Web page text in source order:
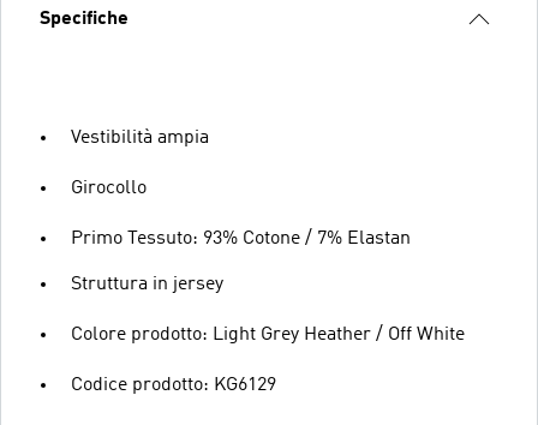
Specifiche
Vestibilità ampia
Girocollo
Primo Tessuto: 93% Cotone / 7% Elastan
Struttura in jersey
Colore prodotto: Light Grey Heather / Off White
Codice prodotto: KG6129